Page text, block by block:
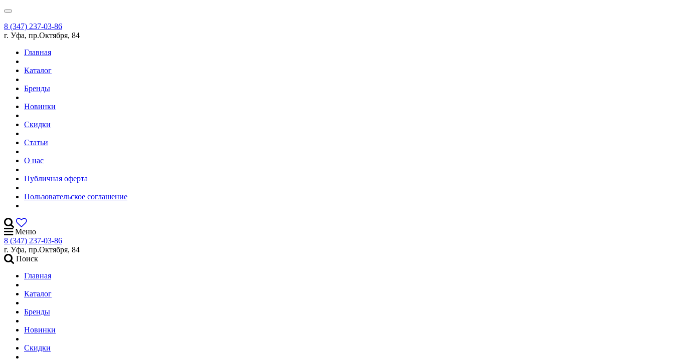
8 (347) 237-03-86
г. Уфа, пр.Октября, 84
Главная
Каталог
Бренды
Новинки
Скидки
Статьи
О нас
Публичная оферта
Пользовательское соглашение
Меню
8 (347) 237-03-86
г. Уфа, пр.Октября, 84
Поиск
Главная
Каталог
Бренды
Новинки
Скидки